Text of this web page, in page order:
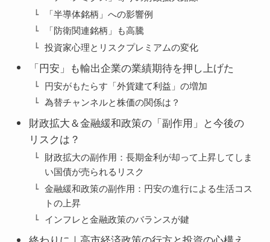
「半導体銘柄」への影響例
「防衛関連銘柄」も高騰
投資家心理とリスクプレミアムの変化
「円安」も輸出企業の業績期待を押し上げた
円安がもたらす「外貨建て利益」の増加
為替チャンネルと株価の関係は？
財政拡大＆金融緩和政策の「副作用」と今後の
リスクは？
財政拡大の副作用：長期金利が却って上昇してしま
い国債が売られるリスク
金融緩和政策の副作用：円安の進行による生活コス
トの上昇
インフレと金融政策のバランスが鍵